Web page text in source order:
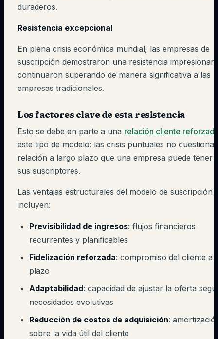
duraderos.
Resistencia excepcional
En plena crisis económica mundial, las empresas de
suscripción demostraron una resistencia
continuaron superando de manera significativa a las
empresas tradicionales.
Los factores clave de esta resistencia
Esto se debe en parte a una relación cliente
este tipo de modelo: las crisis puntuales no
relación a largo plazo que una empresa puede tener
sus suscriptores.
Las ventajas estructurales del modelo de suscripción
incluyen:
Previsibilidad de ingresos: flujos financieros
recurrentes y planificables
Fidelización reforzada: compromiso del cliente a
plazo
Adaptabilidad: capacidad de ajustar la oferta
necesidades evolutivas
Reducción de costos de adquisición:
sobre la vida útil del cliente